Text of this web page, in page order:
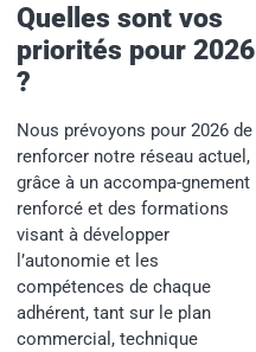
Quelles sont vos
priorités pour 2026
?
Nous prévoyons pour 2026 de
renforcer notre réseau actuel,
grâce à un accompa-gnement
renforcé et des formations
visant à développer
l’autonomie et les
compétences de chaque
adhérent, tant sur le plan
commercial, technique